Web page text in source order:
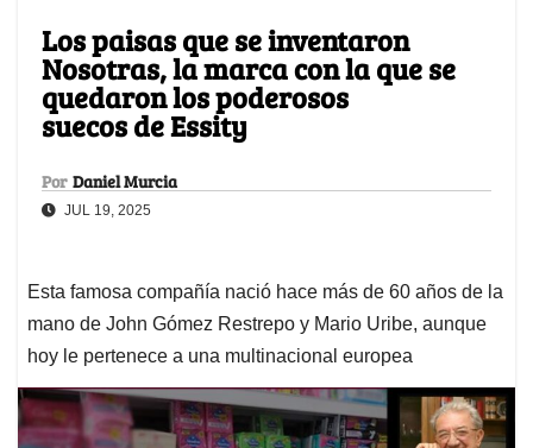
Los paisas que se inventaron
Nosotras, la marca con la que se
quedaron los poderosos
suecos de Essity
Por Daniel Murcia
JUL 19, 2025
Esta famosa compañía nació hace más de 60 años de la
mano de John Gómez Restrepo y Mario Uribe, aunque
hoy le pertenece a una multinacional europea